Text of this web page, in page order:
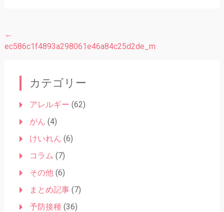
投
稿
←
ec586c1f4893a298061e46a84c25d2de_m
カテゴリー
アレルギー (62)
がん (4)
けいれん (6)
コラム (7)
その他(6)
まとめ記事(7)
予防接種(36)